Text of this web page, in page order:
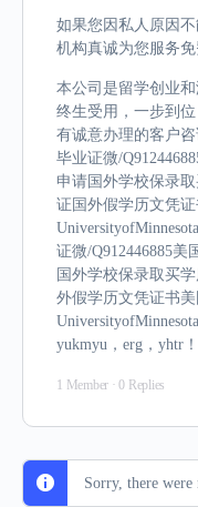
如果您因私人原因
机构真诚为您服务免
本公司是留学创业
终生受用，一步到
有诚意办理的客户
毕业证微/
申请国外学校保录
证国外假学历文凭
证微/Q912446885
国外学校保录取买
外假学历文凭证书
yukmyu，erg，yhtr！
1 Member · 0 Replies
Sorry, there